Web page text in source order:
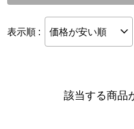
表示順 : 価格が安い順
該当する商品